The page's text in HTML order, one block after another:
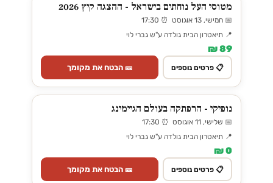
מטוסי העל נוחתים בישראל - ההצגה קיץ 2026
📅 חמישי, 13 אוגוסט ⏰ 17:30
📍 תיאטרון הבית גולדה ע"ש גברי לוי
89 ₪
📋 פרטים נוספים 🎫 הבטח את מקומך
נופיקי - הרפתקה בעולם הגיימינג
📅 שלישי, 11 אוגוסט ⏰ 17:30
📍 תיאטרון הבית גולדה ע"ש גברי לוי
0 ₪
📋 פרטים נוספים 🎫 הבטח את מקומך